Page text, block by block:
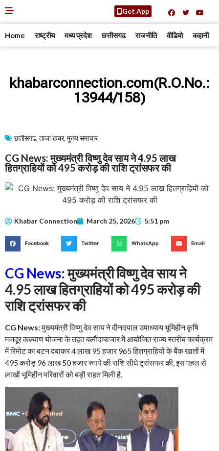
Get App
Home राष्ट्रीय मध्य प्रदेश छत्तीसगढ राजनीति वीडियो कहानी
khabarconnection.com(R.O.No.:
13944/158)
छत्तीसगढ, ताजा खबर, मुख्य समाचार​
CG News: मुख्यमंत्री विष्णु देव साय ने 4.95 लाख
हितग्राहियों को 495 करोड़ की राशि ट्रांसफर की
Khabar Connection March 25, 2026 5:51 pm
Facebook Twitter WhatsApp Email
CG News:मुख्यमंत्री विष्णु देव साय ने
4.95 लाख हितग्राहियों को 495 करोड़ की
राशि ट्रांसफर की
CG News:मुख्यमंत्री विष्णु देव साय ने दीनदयाल उपाध्याय भूमिहीन कृषि
मजदूर कल्याण योजना के तहत बलौदाबाजार में आयोजित राज्य स्तरीय कार्यक्रम
में रिमोट का बटन दबाकर 4 लाख 95 हजार 965 हितग्राहियों के बैंक खातों में
495 करोड़ 96 लाख 50 हजार रुपये की राशि सीधे ट्रांसफर की, इस पहल से
लाखों भूमिहीन परिवारों को बड़ी राहत मिली है.